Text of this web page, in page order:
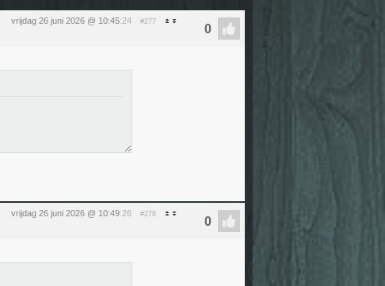
vrijdag 26 juni 2026 @ 10:45:24 #277
vrijdag 26 juni 2026 @ 10:49:26 #278